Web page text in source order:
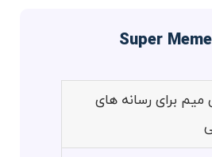
میم برای رسانه های